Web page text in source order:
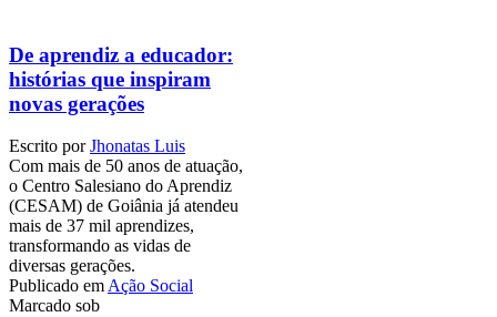
De aprendiz a educador:
histórias que inspiram
novas gerações
Escrito porJhonatas Luis
Com mais de 50 anos de atuação,
o Centro Salesiano do Aprendiz
(CESAM) de Goiânia já atendeu
mais de 37 mil aprendizes,
transformando as vidas de
diversas gerações.
Publicado em Ação Social
Marcado sob